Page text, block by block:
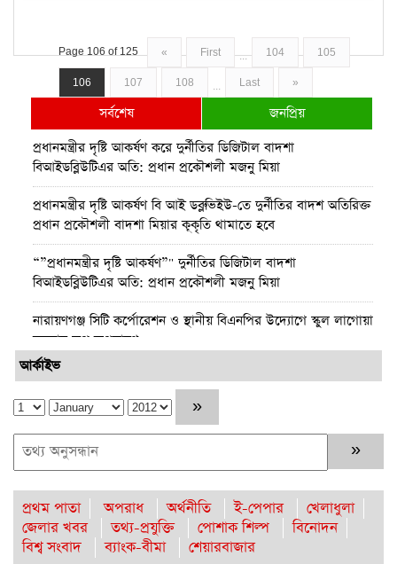
Page 106 of 125 « First ... 104 105
106 107 108 ... Last »
সর্বশেষ
জনপ্রিয়
প্রধানমন্ত্রীর দৃষ্টি আকর্ষণ করে দুর্নীতির ডিজিটাল বাদশা
বিআইডব্লিউটিএর অতি: প্রধান প্রকৌশলী মজনু মিয়া
প্রধানমন্ত্রীর দৃষ্টি আকর্ষণ বি আই ডব্লুভিইউ-তে দুর্নীতির বাদশ অতিরিক্ত
প্রধান প্রকৌশলী বাদশা মিয়ার কূকৃতি থামাতে হবে
“”প্রধানমন্ত্রীর দৃষ্টি আকর্ষণ”" দুর্নীতির ডিজিটাল বাদশা
বিআইডব্লিউটিএর অতি: প্রধান প্রকৌশলী মজনু মিয়া
নারায়ণগঞ্জ সিটি কর্পোরেশন ও স্থানীয় বিএনপির উদ্যোগে স্কুল লাগোয়া
ময়লার স্তুপ অপসারণ
পটুয়াখালীতে আমতলীর শ্রমিক দল সভাপতিকে কুপিয়ে ও পিটিয়ে
হত্যা
কুমিল্লার প্রথম নারী জেলা প্রশাসক হলেন রোজী আক্তার
নারায়ণগঞ্জে ড্রোনের মাধ্যমে হবে ডিজিটাল ভূমি জরিপ জেলা প্রশাসক-
মো. রায়হান কবির
চাকরির নয় বছরে কোটিপতি রাজউকের ইমারত পরিদর্শক
মনিরুজ্জামান
আর্কাইভ
প্রথম পাতা অপরাধ অর্থনীতি ই-পেপার
খেলাধুলা
জেলার খবর
তথ্য-প্রযুক্তি পোশাক শিল্প
বিনোদন
বিশ্ব সংবাদ
ব্যাংক-বীমা শেয়ারবাজার